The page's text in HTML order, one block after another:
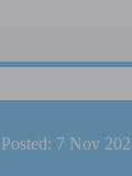
Posted: 7 Nov